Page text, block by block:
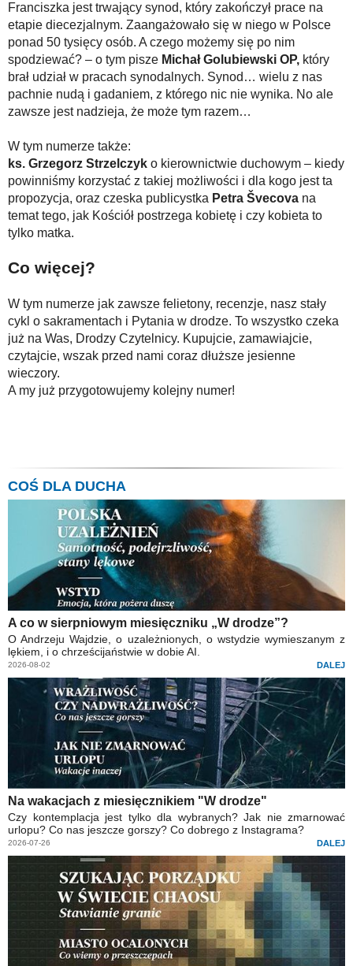
Franciszka jest trwający synod, który zakończył prace na
etapie diecezjalnym. Zaangażowało się w niego w Polsce
ponad 50 tysięcy osób. A czego możemy się po nim
spodziewać? – o tym pisze Michał Golubiewski OP, który
brał udział w pracach synodalnych. Synod… wielu z nas
pachnie nudą i gadaniem, z którego nic nie wynika. No ale
zawsze jest nadzieja, że może tym razem…
W tym numerze także:
ks. Grzegorz Strzelczyk o kierownictwie duchowym – kiedy
powinniśmy korzystać z takiej możliwości i dla kogo jest ta
propozycja, oraz czeska publicystka Petra Švecova na
temat tego, jak Kościół postrzega kobietę i czy kobieta to
tylko matka.
Co więcej?
W tym numerze jak zawsze felietony, recenzje, nasz stały
cykl o sakramentach i Pytania w drodze. To wszystko czeka
już na Was, Drodzy Czytelnicy. Kupujcie, zamawiajcie,
czytajcie, wszak przed nami coraz dłuższe jesienne
wieczory.
A my już przygotowujemy kolejny numer!
COŚ DLA DUCHA
A co w sierpniowym miesięczniku „W drodze”?
O Andrzeju Wajdzie, o uzależnionych, o wstydzie wymieszanym z
lękiem, i o chrześcijaństwie w dobie AI.
2026-08-02 DALEJ
Na wakacjach z miesięcznikiem "W drodze"
Czy kontemplacja jest tylko dla wybranych? Jak nie zmarnować
urlopu? Co nas jeszcze gorszy? Co dobrego z Instagrama?
2026-07-26 DALEJ